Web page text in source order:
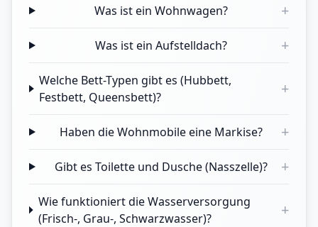
Was ist ein Wohnwagen? +
Was ist ein Aufstelldach? +
Welche Bett-Typen gibt es (Hubbett,
Festbett, Queensbett)?
+
Haben die Wohnmobile eine Markise? +
Gibt es Toilette und Dusche (Nasszelle)? +
Wie funktioniert die Wasserversorgung
(Frisch-, Grau-, Schwarzwasser)?
+